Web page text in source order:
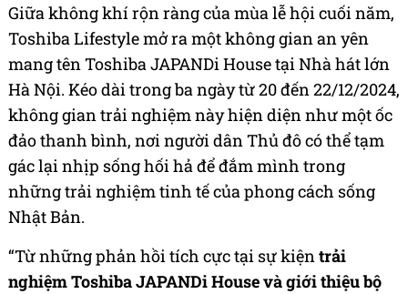
Giữa không khí rộn ràng của mùa lễ hội cuối năm,
Toshiba Lifestyle mở ra một không gian an yên
mang tên Toshiba JAPANDi House tại Nhà hát lớn
Hà Nội. Kéo dài trong ba ngày từ 20 đến 22/12/2024,
không gian trải nghiệm này hiện diện như một ốc
đảo thanh bình, nơi người dân Thủ đô có thể tạm
gác lại nhịp sống hối hả để đắm mình trong
những trải nghiệm tinh tế của phong cách sống
Nhật Bản.
“Từ những phản hồi tích cực tại sự kiện trải
nghiệm Toshiba JAPANDi House và giới thiệu bộ